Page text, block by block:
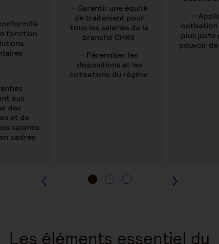
fonction
aux
des
et de
salariés
cadres
- Garantir une équité
de traitement pour
tous les salariés de la
branche CHRS
- Pérenniser les
dispositions et les
cotisations du régime
-
cotisation
plus juste
pouvoir
Les éléments essentiel du